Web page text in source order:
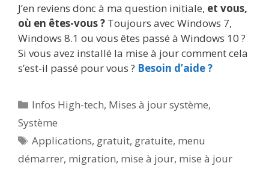
J’en reviens donc à ma question initiale, et vous,
où en êtes-vous ? Toujours avec Windows 7,
Windows 8.1 ou vous êtes passé à Windows 10 ?
Si vous avez installé la mise à jour comment cela
s’est-il passé pour vous ? Besoin d’aide ?
Catégories
Infos High-tech, Mises à jour système,
Système
Étiquettes
Applications, gratuit, gratuite, menu
démarrer, migration, mise à jour, mise à jour